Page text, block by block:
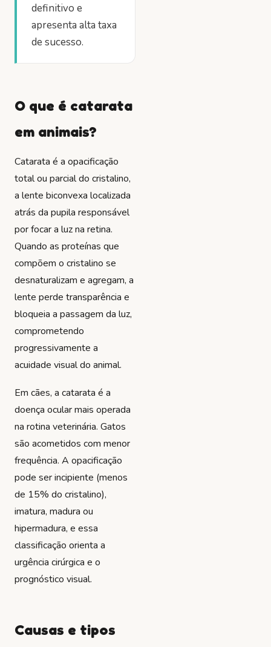
definitivo e
apresenta alta taxa
de sucesso.
O que é catarata
em animais?
Catarata é a opacificação
total ou parcial do cristalino,
a lente biconvexa localizada
atrás da pupila responsável
por focar a luz na retina.
Quando as proteínas que
compõem o cristalino se
desnaturalizam e agregam, a
lente perde transparência e
bloqueia a passagem da luz,
comprometendo
progressivamente a
acuidade visual do animal.
Em cães, a catarata é a
doença ocular mais operada
na rotina veterinária. Gatos
são acometidos com menor
frequência. A opacificação
pode ser incipiente (menos
de 15% do cristalino),
imatura, madura ou
hipermadura, e essa
classificação orienta a
urgência cirúrgica e o
prognóstico visual.
Causas e tipos